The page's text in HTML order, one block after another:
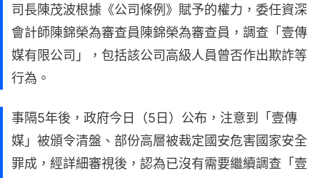
司長陳茂波根據《公司條例》賦予的權力，委任資深
會計師陳錦榮為審查員陳錦榮為審查員，調查「壹傳
媒有限公司」，包括該公司高級人員曾否作出欺詐等
行為。
事隔5年後，政府今日（5日）公布，注意到「壹傳
媒」被頒令清盤、部份高層被裁定國安危害國家安全
罪成，經詳細審視後，認為已沒有需要繼續調查「壹